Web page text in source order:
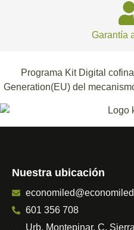
Garantía
Programa Kit Digital
Generation(EU) del
Nuestra ubicación
601 356 708
Urb. Montepinar, C.